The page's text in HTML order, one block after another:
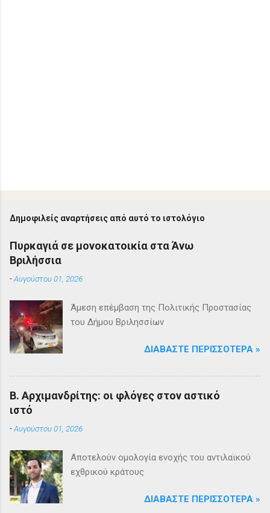
Δημοφιλείς αναρτήσεις από αυτό το ιστολόγιο
Πυρκαγιά σε μονοκατοικία στα Άνω
Βριλήσσια
-Αυγούστου 01, 2026
Άμεση επέμβαση της Πολιτικής Προστασίας
του Δήμου Βριλησσίων
ΔΙΑΒΆΣΤΕ ΠΕΡΙΣΣΌΤΕΡΑ »
Β. Αρχιμανδρίτης: οι φλόγες στον αστικό
ιστό
-Αυγούστου 01, 2026
Αποτελούν ομολογία ενοχής του αντιλαϊκού
εχθρικού κράτους
ΔΙΑΒΆΣΤΕ ΠΕΡΙΣΣΌΤΕΡΑ »